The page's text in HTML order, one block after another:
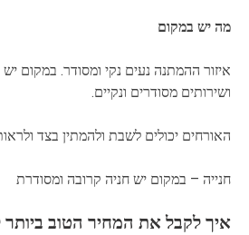
מה יש במקום
איזור ההמתנה נעים נקי ומסודר. במקום
ושירותים מסודרים ונקיים.
האורחים יכולים לשבת ולהמתין בצד
חנייה – במקום יש חניה קרובה ומסודרת
איך לקבל את המחיר הטוב ביותר